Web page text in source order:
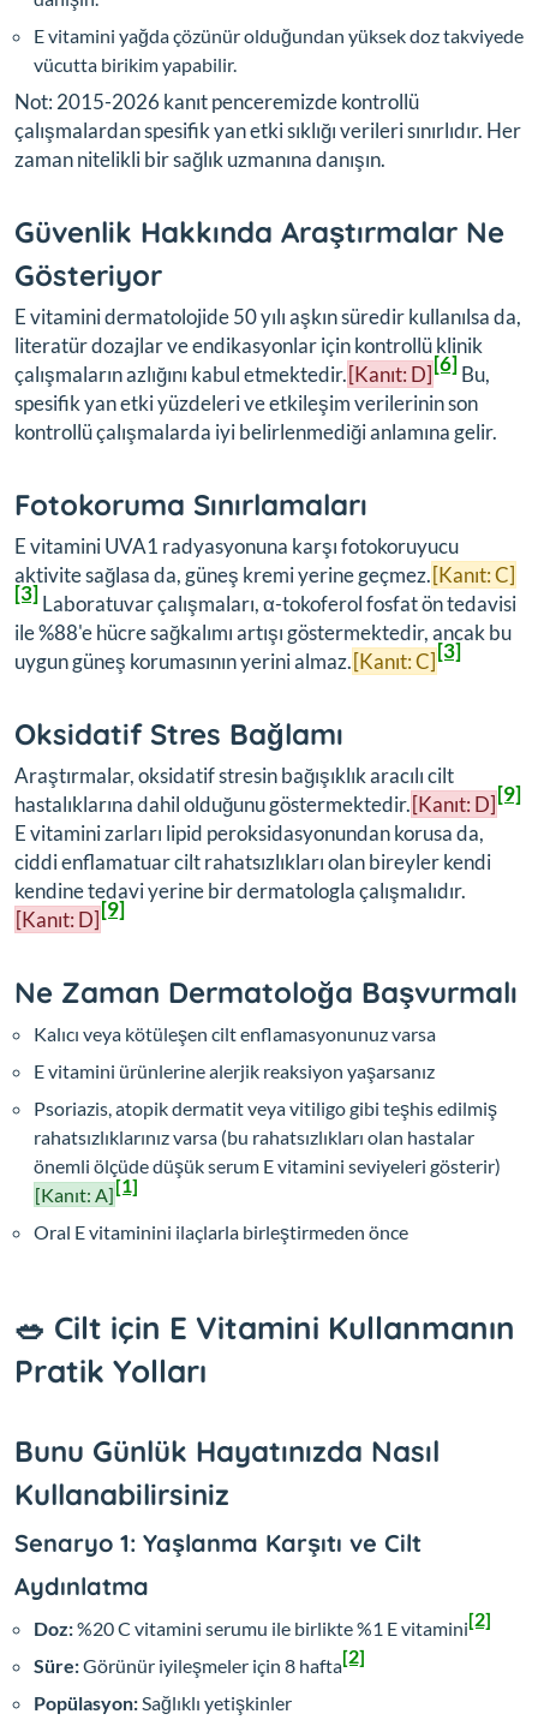
E vitamini yağda çözünür olduğundan yüksek doz takviyede
vücutta birikim yapabilir.
Not: 2015-2026 kanıt penceremizde kontrollü
çalışmalardan spesifik yan etki sıklığı verileri sınırlıdır. Her
zaman nitelikli bir sağlık uzmanına danışın.
Güvenlik Hakkında Araştırmalar Ne
Gösteriyor
E vitamini dermatolojide 50 yılı aşkın süredir kullanılsa da,
literatür dozajlar ve endikasyonlar için kontrollü klinik
çalışmaların azlığını kabul etmektedir.[Kanıt: D][6]Bu,
spesifik yan etki yüzdeleri ve etkileşim verilerinin son
kontrollü çalışmalarda iyi belirlenmediği anlamına gelir.
Fotokoruma Sınırlamaları
E vitamini UVA1 radyasyonuna karşı fotokoruyucu
aktivite sağlasa da, güneş kremi yerine geçmez.[Kanıt: C]
[3]Laboratuvar çalışmaları, α-tokoferol fosfat ön tedavisi
ile %88'e hücre sağkalımı artışı göstermektedir, ancak bu
uygun güneş korumasının yerini almaz.[Kanıt: C][3]
Oksidatif Stres Bağlamı
Araştırmalar, oksidatif stresin bağışıklık aracılı cilt
hastalıklarına dahil olduğunu göstermektedir.[Kanıt: D][9]
E vitamini zarları lipid peroksidasyonundan korusa da,
ciddi enflamatuar cilt rahatsızlıkları olan bireyler kendi
kendine tedavi yerine bir dermatologla çalışmalıdır.
[Kanıt: D][9]
Ne Zaman Dermatoloğa Başvurmalı
Kalıcı veya kötüleşen cilt enflamasyonunuz varsa
E vitamini ürünlerine alerjik reaksiyon yaşarsanız
Psoriazis, atopik dermatit veya vitiligo gibi teşhis edilmiş
rahatsızlıklarınız varsa (bu rahatsızlıkları olan hastalar
önemli ölçüde düşük serum E vitamini seviyeleri gösterir)
[Kanıt: A][1]
Oral E vitaminini ilaçlarla birleştirmeden önce
🥗 Cilt için E Vitamini Kullanmanın
Pratik Yolları
Bunu Günlük Hayatınızda Nasıl
Kullanabilirsiniz
Senaryo 1: Yaşlanma Karşıtı ve Cilt
Aydınlatma
Doz:%20 C vitamini serumu ile birlikte %1 E vitamini[2]
Süre:Görünür iyileşmeler için 8 hafta[2]
Popülasyon: Sağlıklı yetişkinler